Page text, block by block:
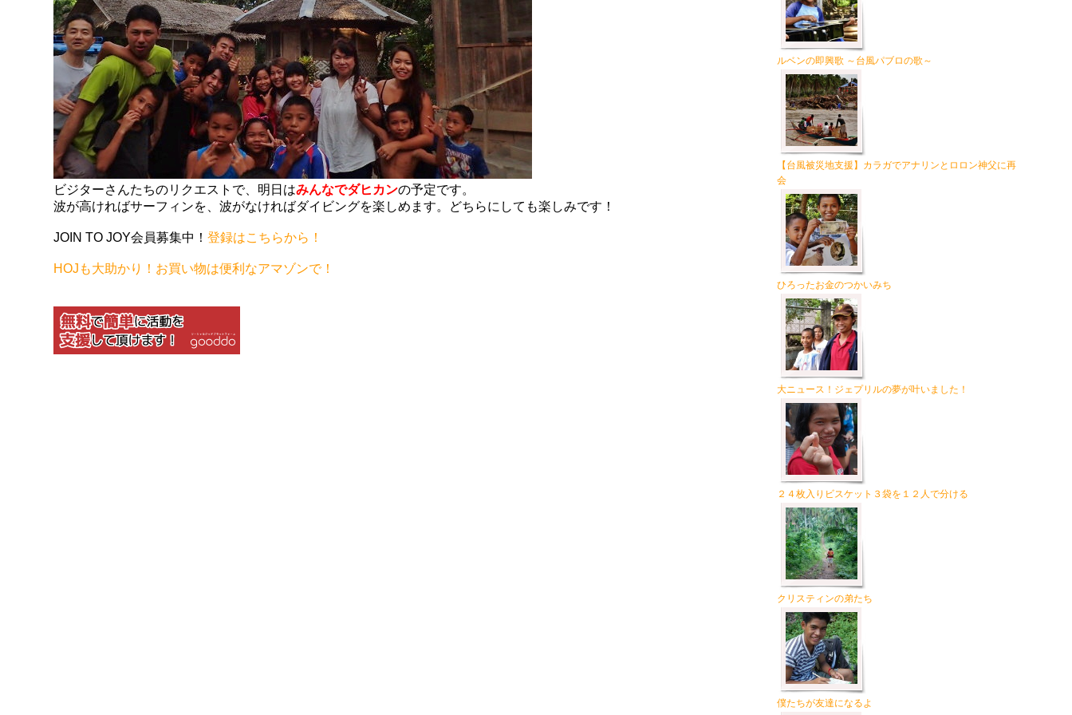
ビジターさんたちのリクエストで、明日はみんなでダヒカンの予定です。
波が高ければサーフィンを、波がなければダイビングを楽しめます。どちらにしても楽しみです！
JOIN TO JOY会員募集中！登録はこちらから！
HOJも大助かり！お買い物は便利なアマゾンで！
ルベンの即興歌 ～台風パブロの歌～
【台風被災地支援】カラガでアナリンとロロン神父に再
会
ひろったお金のつかいみち
大ニュース！ジェプリルの夢が叶いました！
２４枚入りビスケット３袋を１２人で分ける
クリスティンの弟たち
僕たちが友達になるよ